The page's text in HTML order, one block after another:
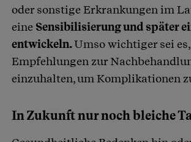
oder sonstige Erkrankungen im
eine Sensibilisierung und später
entwickeln.Umso wichtiger sei
Empfehlungen zur
einzuhalten, um Komplikationen
In Zukunft nur noch bleiche